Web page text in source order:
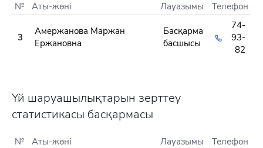
№ Аты-жөні Лауазымы Телефон
3
Амержанова Маржан
Ержановна
Басқарма
басшысы
74-
93-
82
Үй шаруашылықтарын зерттеу
статистикасы басқармасы
№ Аты-жөні Лауазымы Телефон